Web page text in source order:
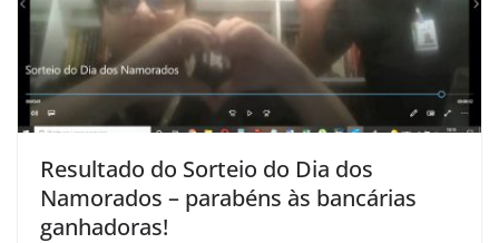
Resultado do Sorteio do Dia dos
Namorados – parabéns às bancárias
ganhadoras!